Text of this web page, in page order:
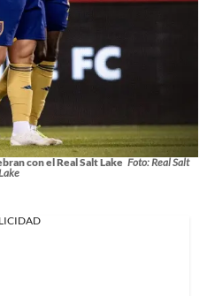
con el Real Salt Lake Foto: Real Salt